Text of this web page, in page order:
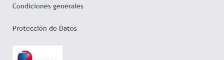
Condiciones generales
Protección de Datos